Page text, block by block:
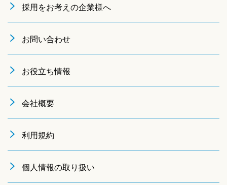
採用をお考えの企業様へ
お問い合わせ
お役立ち情報
会社概要
利用規約
個人情報の取り扱い